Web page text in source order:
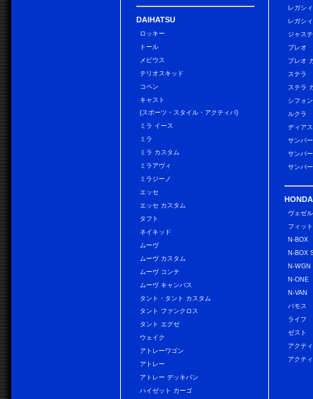
DAIHATSU
ロッキー
トール
メビウス
テリオスキッド
コペン
キャスト
(スポーツ・スタイル・アクティバ)
ミラ イース
ミラ
ミラ カスタム
ミラアヴィ
ミラジーノ
エッセ
エッセ カスタム
タフト
ネイキッド
ムーヴ
ムーヴ カスタム
ムーヴ コンテ
ムーヴ キャンバス
タント・タント カスタム
タント ファンクロス
タント エグゼ
ウェイク
アトレーワゴン
アトレー
アトレー デッキバン
ハイゼット カーゴ
レガシ
レガシ
ジャス
プレオ
プレオ
ステラ
ステラ
シフォ
ルクラ
ディア
サンバ
サンバ
サンバ
HONDA
ヴェゼル
フィット
N-BOX
N-BOX
N-WGN
N-ONE
N-VAN
バモス
ライフ
ゼスト
アクテ
アクテ